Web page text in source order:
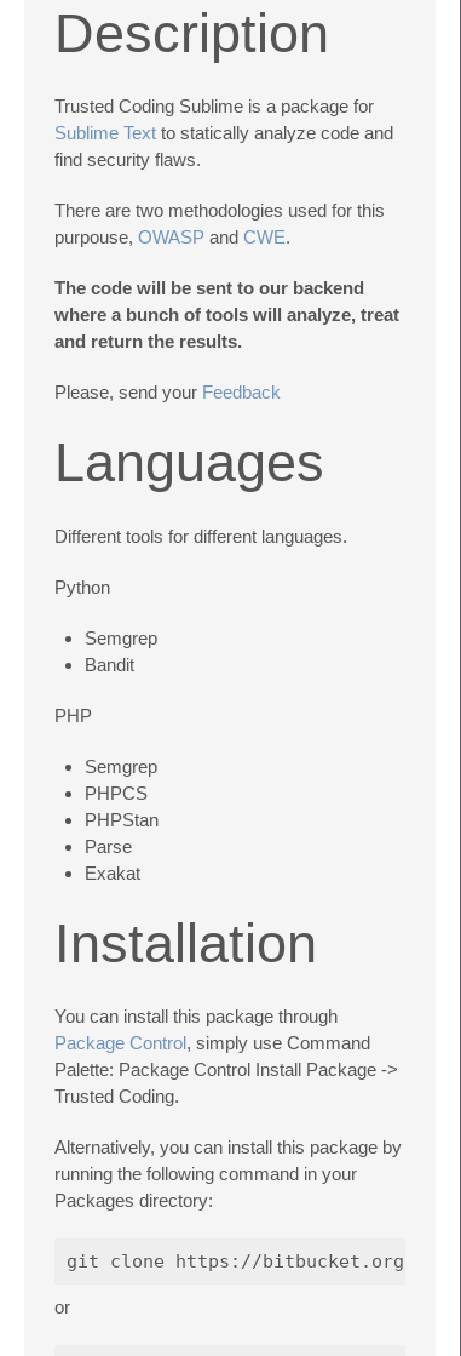
Description
Trusted Coding Sublime is a package for
Sublime Text to statically analyze code and
find security flaws.
There are two methodologies used for this
purpouse, OWASP and CWE.
The code will be sent to our backend
where a bunch of tools will analyze, treat
and return the results.
Please, send your Feedback
Languages
Different tools for different languages.
Python
Semgrep
Bandit
PHP
Semgrep
PHPCS
PHPStan
Parse
Exakat
Installation
You can install this package through
Package Control, simply use Command
Palette: Package Control Install Package ->
Trusted Coding.
Alternatively, you can install this package by
running the following command in your
Packages directory:
or